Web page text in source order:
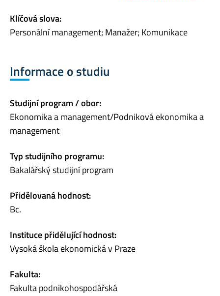
Klíčová slova:
Personální management; Manažer; Komunikace
Informace o studiu
Studijní program / obor:
Ekonomika a management/Podniková ekonomika a
management
Typ studijního programu:
Bakalářský studijní program
Přidělovaná hodnost:
Bc.
Instituce přidělující hodnost:
Vysoká škola ekonomická v Praze
Fakulta:
Fakulta podnikohospodářská